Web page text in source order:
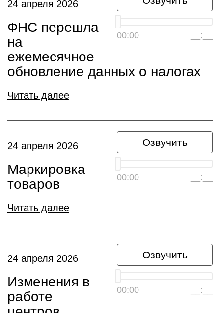
00:00 __:__
24 апреля 2026
ФНС перешла
на
ежемесячное
обновление данных о налогах
Читать далее
Озвучить
00:00 __:__
24 апреля 2026
Маркировка
товаров
Читать далее
Озвучить
00:00 __:__
24 апреля 2026
Изменения в
работе